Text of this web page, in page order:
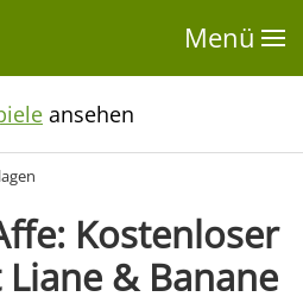
Menü
ansehen
Kostenloser
& Banane